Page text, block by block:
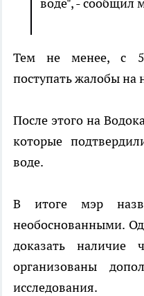
Тем не менее, с 5
поступать жалобы на
После этого на
которые
воде.
В итоге мэр
необоснованными.
доказать
организованы
исследования.